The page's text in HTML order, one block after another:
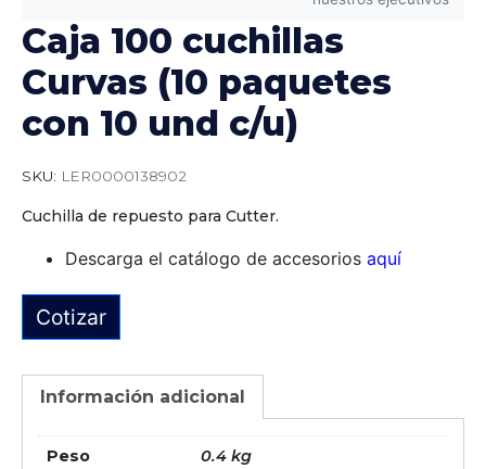
Caja 100 cuchillas
Curvas (10 paquetes
con 10 und c/u)
SKU: LER0000138902
Cuchilla de repuesto para Cutter.
Descarga el catálogo de accesorios aquí
Cotizar
Información adicional
Peso 0.4 kg